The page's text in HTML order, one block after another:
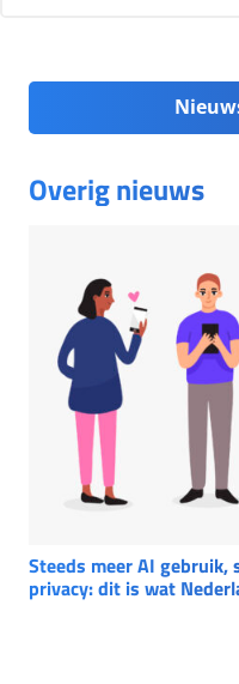
Overig nieuws
Steeds meer AI gebruik,
privacy: dit is wat